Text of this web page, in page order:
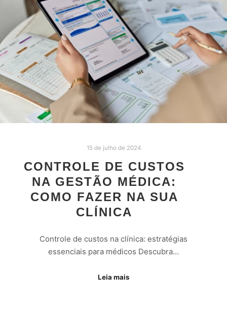
15 de julho de 2024
CONTROLE DE CUSTOS
NA GESTÃO MÉDICA:
COMO FAZER NA SUA
CLÍNICA
Controle de custos na clínica: estratégias
essenciais para médicos Descubra…
Leia mais